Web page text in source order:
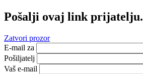
Pošalji ovaj link prijatelju.
Zatvori prozor
E-mail za
Pošiljatelj
Vaš e-mail